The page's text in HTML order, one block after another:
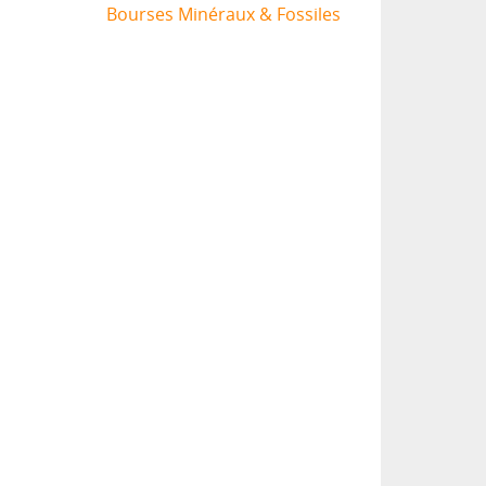
Bourses Minéraux & Fossiles